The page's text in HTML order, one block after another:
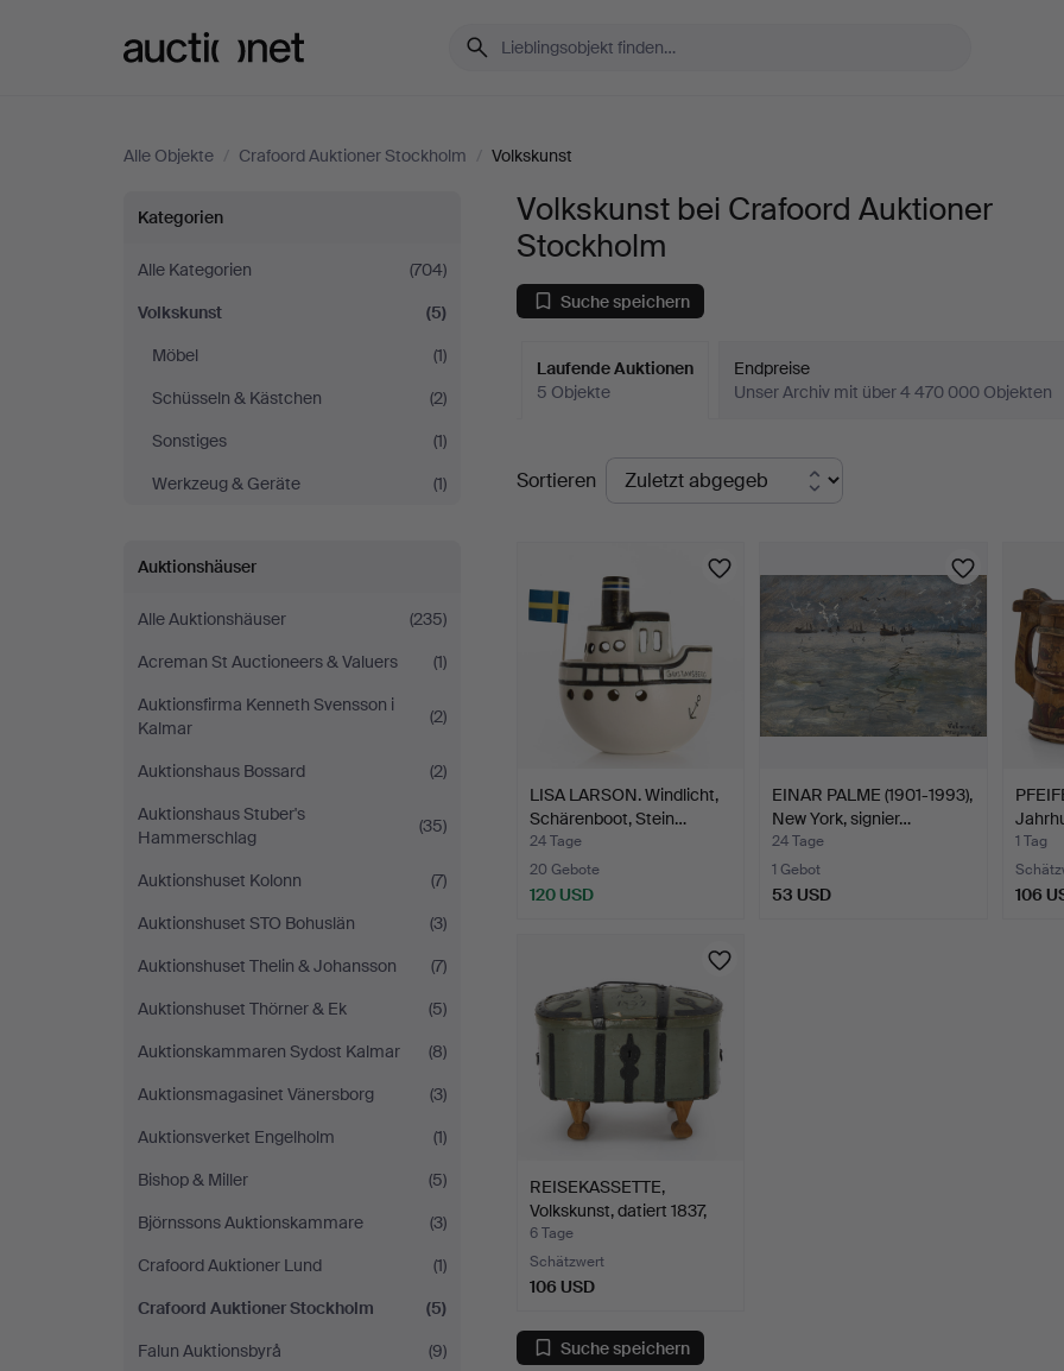
Alle Objekte / Crafoord Auktioner Stockholm / Volkskunst
Volkskunst
bei
Crafoord
Auktioner
Stockholm
Kategorien
Alle Kategorien
(704)
Volkskunst
(5)
Möbel
(1)
Schüsseln & Kästchen
(2)
Sonstiges
(1)
Werkzeug & Geräte
(1)
Auktionshäuser
Alle Auktionshäuser
(235)
Acreman St Auctioneers & Valuers
(1)
Auktionsfirma Kenneth Svensson i
Kalmar
(2)
Auktionshaus Bossard
(2)
Auktionshaus Stuber's
Hammerschlag
(35)
Auktionshuset Kolonn
(7)
Auktionshuset STO Bohuslän
(3)
Auktionshuset Thelin & Johansson
(7)
Auktionshuset Thörner & Ek
(5)
Auktionskammaren Sydost Kalmar
(8)
Auktionsmagasinet Vänersborg
(3)
Auktionsverket Engelholm
(1)
Bishop & Miller
(5)
Björnssons Auktionskammare
(3)
Crafoord Auktioner Lund
(1)
Crafoord Auktioner Stockholm
(5)
Falun Auktionsbyrå
(9)
Volkskunst bei Crafoord Auktioner
Stockholm
Suche speichern
Laufende Auktionen
5 Objekte
Endpreise
Unser Archiv mit über 4 470 000 Objekten
Laufende
Auktionen
Sortieren
LISA LARSON. Windlicht,
Schärenboot, Stein…
24 Tage
20 Gebote
120 USD
EINAR PALME (1901-1993),
New York, signier…
24 Tage
1 Gebot
53 USD
1 Tag
106
REISEKASSETTE,
Volkskunst, datiert 1837,
E…
6 Tage
Schätzwert
106 USD
Suche speichern